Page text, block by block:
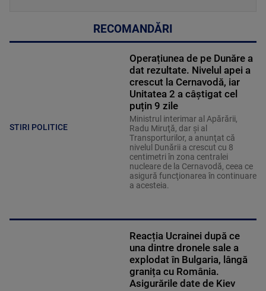
RECOMANDĂRI
STIRI POLITICE
Operațiunea de pe Dunăre a
dat rezultate. Nivelul apei a
crescut la Cernavodă, iar
Unitatea 2 a câștigat cel
puțin 9 zile
Ministrul interimar al Apărării,
Radu Miruţă, dar şi al
Transporturilor, a anunţat că
nivelul Dunării a crescut cu 8
centimetri în zona centralei
nucleare de la Cernavodă, ceea ce
asigură funcţionarea în continuare
a acesteia.
Reacția Ucrainei după ce
una dintre dronele sale a
explodat în Bulgaria, lângă
granița cu România.
Asigurările date de Kiev